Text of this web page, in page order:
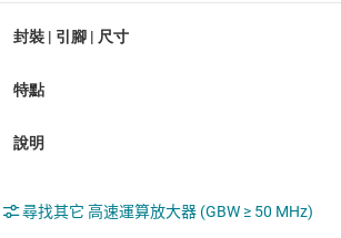
尋找其它 高速運算放大器 (GBW ≥ 50 MHz)